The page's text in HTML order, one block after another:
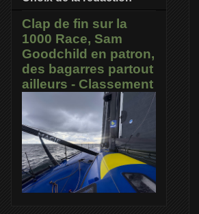
Clap de fin sur la
1000 Race, Sam
Goodchild en patron,
des bagarres partout
ailleurs - Classement